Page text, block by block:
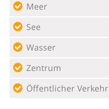
Meer
See
Wasser
Zentrum
Öffentlicher Verkehr